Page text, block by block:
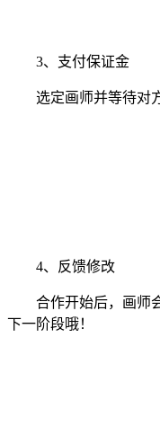
3、支付保证金
选定画师并等待对方
4、反馈修改
合作开始后，画师会
下一阶段哦！